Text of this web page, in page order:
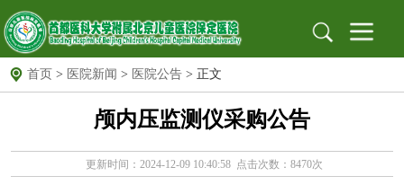
首页
医院简介 组织架构 医院文化
新闻动态 医院公告
首页 > 医院新闻 > 医院公告 > 正文
颅内压监测仪采购公告
更新时间：2024-12-09 10:40:58 点击次数：8470次